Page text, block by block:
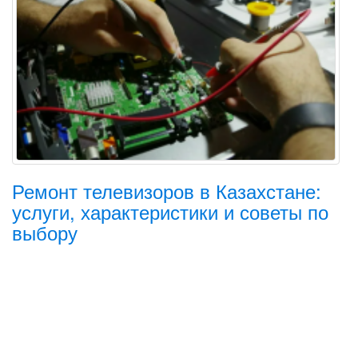
Ремонт телевизоров в Казахстане:
услуги, характеристики и советы по
выбору